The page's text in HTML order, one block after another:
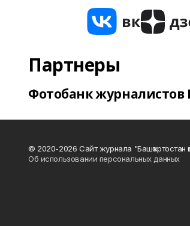
Партнеры
Фотобанк журналистов
© 2020-2026 Сайт журнала "Башҡортостан
Об использовании персональных данных